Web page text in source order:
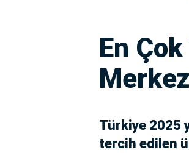
En
Türkiye 2025
tercih edilen